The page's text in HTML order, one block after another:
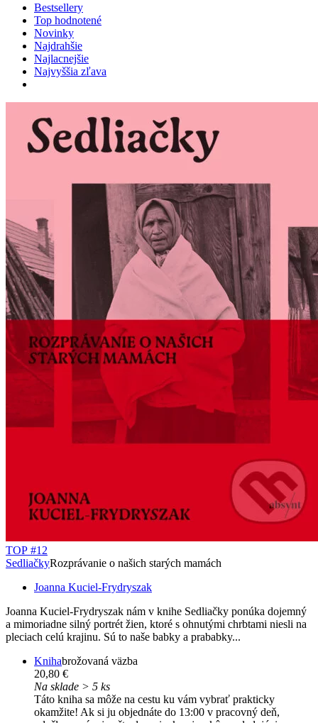
Bestsellery
Top hodnotené
Novinky
Najdrahšie
Najlacnejšie
Najvyššia zľava
TOP #12
SedliačkyRozprávanie o našich starých mamách
Joanna Kuciel-Frydryszak
Joanna Kuciel-Frydryszak nám v knihe Sedliačky ponúka dojemný
a mimoriadne silný portrét žien, ktoré s ohnutými chrbtami niesli na
pleciach celú krajinu. Sú to naše babky a prababky...
Knihabrožovaná väzba
20,80 €
Na sklade > 5 ks
Táto kniha sa môže na cestu ku vám vybrať prakticky
okamžite! Ak si ju objednáte do 13:00 v pracovný deň,